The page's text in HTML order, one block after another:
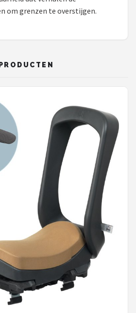
om grenzen te overstijgen.